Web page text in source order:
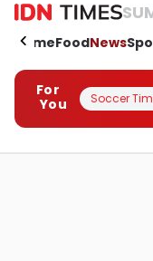
HomeFoodNews
For
You
Soccer